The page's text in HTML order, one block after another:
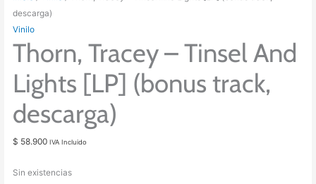
descarga)
Vinilo
Thorn, Tracey – Tinsel And
Lights [LP] (bonus track,
descarga)
$ 58.900 IVA Incluido
Sin existencias